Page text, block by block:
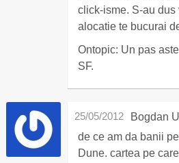
click-isme. S-au
alocatie te bucurai
Ontopic: Un pas
SF.
Bogdan
25/05/2012
de ce am da banii
Dune. cartea pe